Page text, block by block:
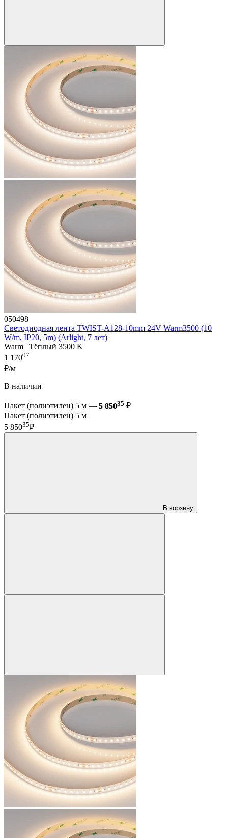
050498
Светодиодная лента TWIST-A128-10mm 24V Warm3500 (10
W/m, IP20, 5m) (Arlight, 7 лет)
Warm | Тёплый 3500 K
1 17007
₽/м
В наличии
Пакет (полиэтилен) 5 м — 5 85035 ₽
Пакет (полиэтилен) 5 м
5 85035₽
В корзину